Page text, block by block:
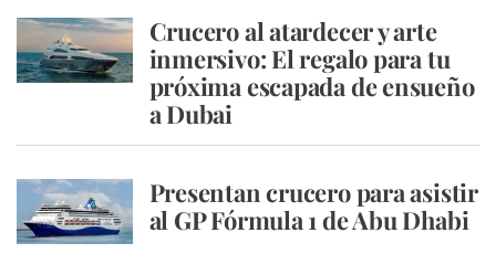
Crucero al atardecer y arte
inmersivo: El regalo para tu
próxima escapada de ensueño
a Dubai
Presentan crucero para asistir
al GP Fórmula 1 de Abu Dhabi